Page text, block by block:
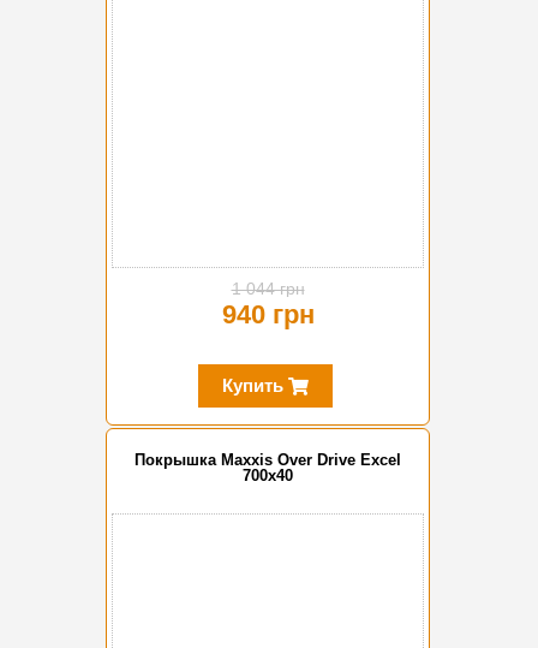
1 044 грн
940 грн
Купить
Покрышка Maxxis Over Drive Excel
700x40